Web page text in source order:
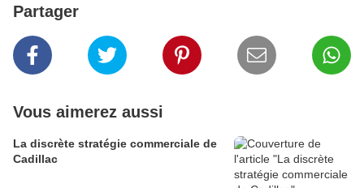
Partager
Vous aimerez aussi
La discrète stratégie commerciale de
Cadillac